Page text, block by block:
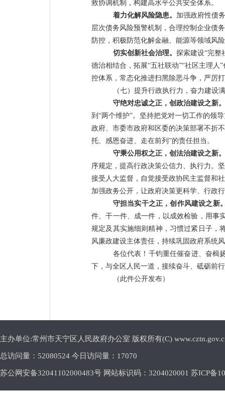
救协调机制，构建高水平公共安全体系。
着力化解风险隐患。 加强政府性债
层次债务风险预警机制，合理控制企业债
防控，积极防范化解金融、能源等领域风
切实创新社会治理。 探索建设“完整
德治相结合， 拓展“五社联动”“社区主理人”
控体系，常态化推进扫黑除恶斗争，严厉
（七）提升行政执行力，奋力建设
守绝对忠诚之正，创政治建设之新。
到 “两个维护”。坚持把党对一切工作的领
政府、市委市政府和区委的决策部署不折
托、感恩奋进、走在前列 ”的责任担当。
守秉公用权之正，创法治建设之新。
序规定，提高行政决策公信力 、 执行力。
接受人大监督，自觉接受政协民主监督和
加强政务公开，让政府决策更科学、行政
守担当实干之正，创作风建设之新
件、干一件、成一件，以成效检验，用事
规定及其实施细则精神，习惯过紧日子，
风廉政建设主体责任，持续巩固政府系统
各位代表！千钧重任催奋进、奋楫
下，与全区人民一道，接续奋斗、砥砺前
（此件公开发布）
主办单位:常州市天宁区人民政府办公室 版权所有(C)
总访问量： 52080524 今日访问量： 17070
苏公网安备32041102000483号 网站标识码：3204020001 苏ICP备